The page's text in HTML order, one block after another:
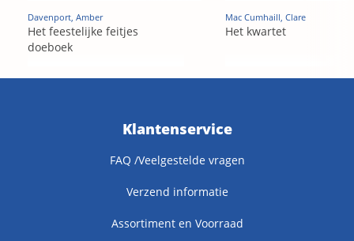
Davenport, Amber
Het feestelijke feitjes
doeboek
Mac Cumhaill, Clare
Het kwartet
Klantenservice
FAQ /Veelgestelde vragen
Verzend informatie
Assortiment en Voorraad